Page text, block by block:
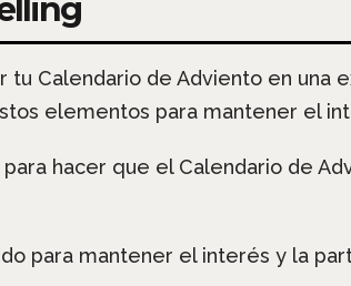
Calendario de Adviento en una
elementos para mantener el
hacer que el Calendario de
para mantener el interés y la